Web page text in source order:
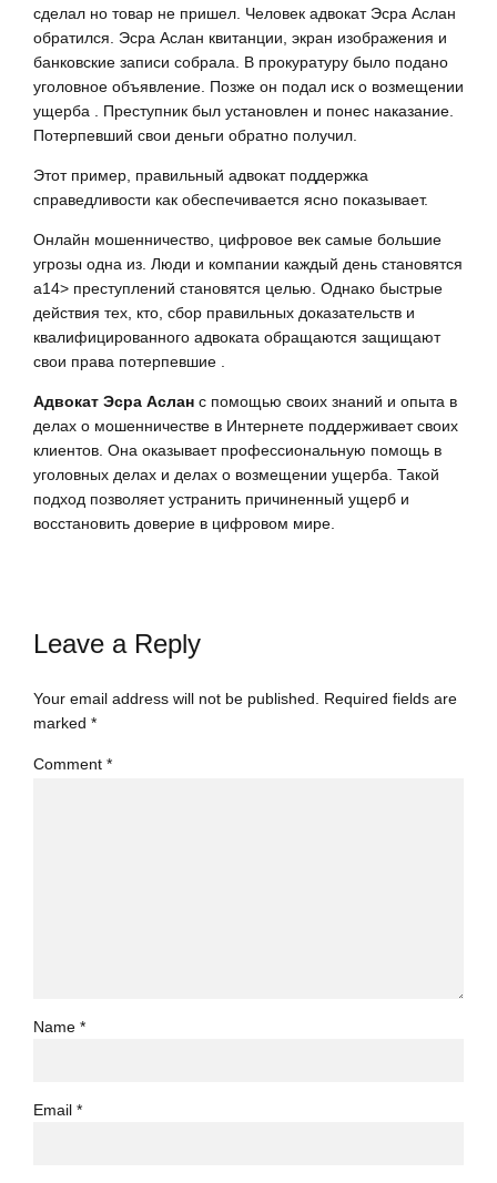
сделал но товар не пришел. Человек адвокат Эсра Аслан
обратился. Эсра Аслан квитанции, экран изображения и
банковские записи собрала. В прокуратуру было подано
уголовное объявление. Позже он подал иск о возмещении
ущерба . Преступник был установлен и понес наказание.
Потерпевший свои деньги обратно получил.
Этот пример, правильный адвокат поддержка
справедливости как обеспечивается ясно показывает.
Онлайн мошенничество, цифровое век самые большие
угрозы одна из. Люди и компании каждый день становятся
a14> преступлений становятся целью. Однако быстрые
действия тех, кто, сбор правильных доказательств и
квалифицированного адвоката обращаются защищают
свои права потерпевшие .
Адвокат Эсра Аслан с помощью своих знаний и опыта в
делах о мошенничестве в Интернете поддерживает своих
клиентов. Она оказывает профессиональную помощь в
уголовных делах и делах о возмещении ущерба. Такой
подход позволяет устранить причиненный ущерб и
восстановить доверие в цифровом мире.
Leave a Reply
Your email address will not be published. Required fields are
marked *
Comment *
Name *
Email *